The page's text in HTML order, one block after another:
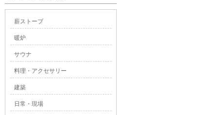
薪ストーブ
暖炉
サウナ
料理・アクセサリー
建築
日常・現場